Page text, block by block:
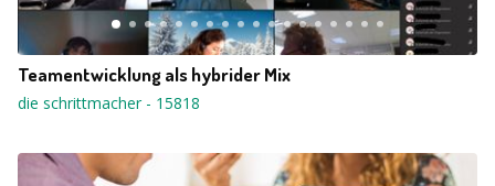
Teamentwicklung als hybrider Mix
die schrittmacher - 15818